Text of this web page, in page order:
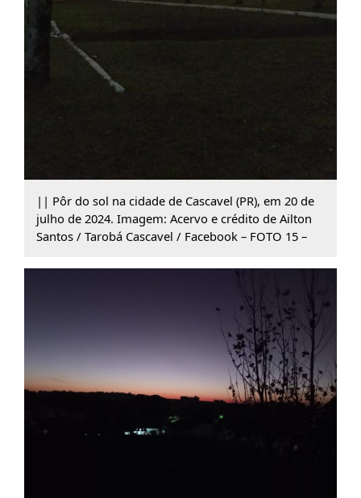
|| Pôr do sol na cidade de Cascavel (PR), em 20 de
julho de 2024. Imagem: Acervo e crédito de Ailton
Santos / Tarobá Cascavel / Facebook – FOTO 15 –